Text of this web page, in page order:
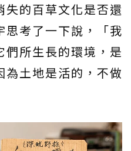
的百草文化是否還
思考了一下說，「我
所生長的環境，是
土地是活的，不做